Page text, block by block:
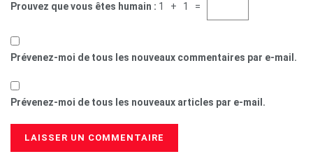
Prouvez que vous êtes humain : 1 + 1 =
Prévenez-moi de tous les nouveaux commentaires par e-mail.
Prévenez-moi de tous les nouveaux articles par e-mail.